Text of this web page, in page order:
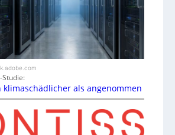
Studie:
klimaschädlicher als angenommen